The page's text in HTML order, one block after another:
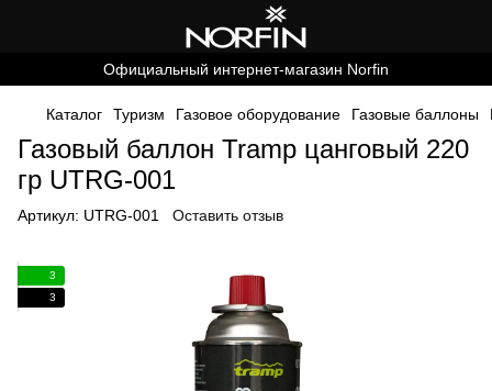
Официальный интернет-магазин Norfin
Каталог Туризм Газовое оборудование Газовые баллоны
Газовый баллон Tramp цанговый 220
гр UTRG-001
Артикул: UTRG-001 Оставить отзыв
3
3